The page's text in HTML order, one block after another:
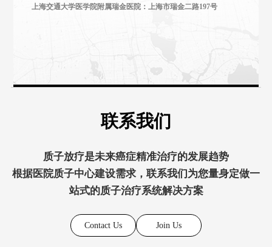
上海交通大学医学院附属瑞金医院：上海市瑞金二路197号
联系我们
质子放疗是未来癌症精准治疗的发展趋势
根据医院质子中心建设需求，联系我们为您量身定做一
站式的质子治疗系统解决方案
Contact Us Join Us